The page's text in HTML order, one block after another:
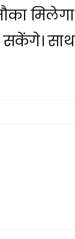
मिलेगा
सकेंगे। साथ